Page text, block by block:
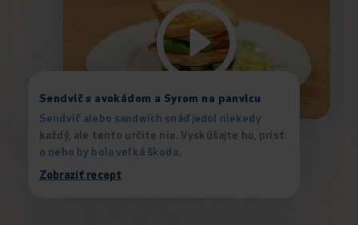
Sendvič s avokádom a Syrom na panvicu
Sendvič alebo sandwich snáď jedol niekedy
každý, ale tento určite nie. Vyskúšajte ho, prísť
o neho by bola veľká škoda.
Zobraziť recept